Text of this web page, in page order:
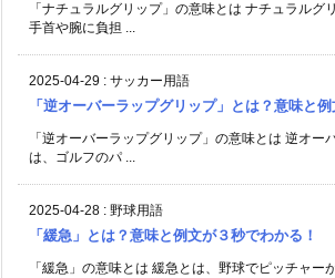
「ナチュラルグリップ」の意味とは ナチュラルグ
手首や腕に負担 ...
2025-04-29 : サッカー用語
「逆オーバーラップグリップ」とは？意味と
「逆オーバーラップグリップ」の意味とは 逆オー
は、ゴルフのパ ...
2025-04-28 : 野球用語
「緩急」とは？意味と例文が３秒でわかる！
「緩急」の意味とは 緩急とは、野球でピッチャー